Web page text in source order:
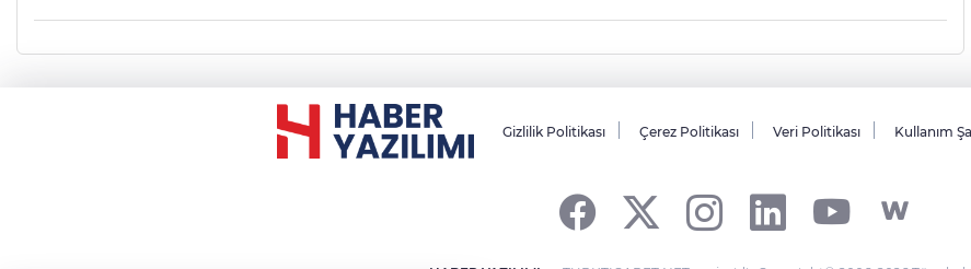
Gizlilik Politikası Çerez Politikası Veri Politikası Kullanım